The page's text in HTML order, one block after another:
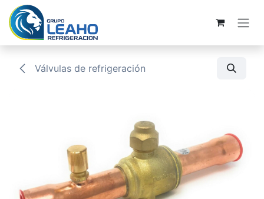
Ir al contenido
Válvulas de refrigeración